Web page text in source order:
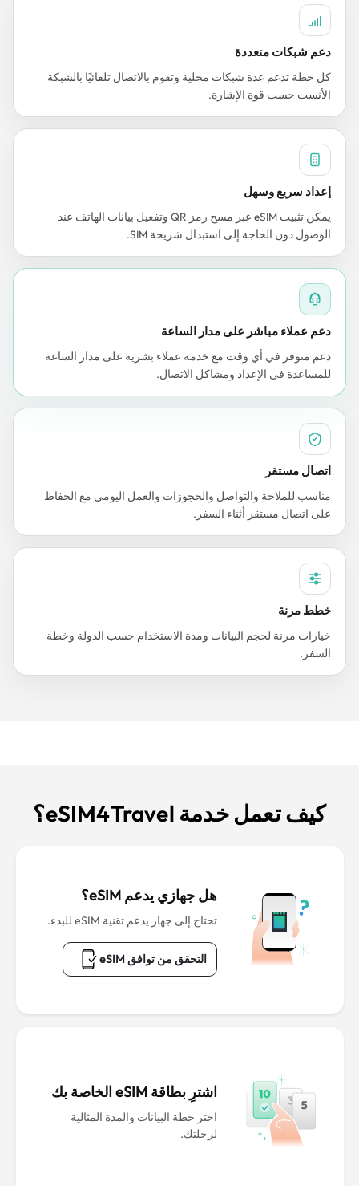
دعم شبكات متعددة
كل خطة تدعم عدة شبكات محلية وتقوم بالاتصال تلقائيًا بالشبكة
الأنسب حسب قوة الإشارة.
إعداد سريع وسهل
يمكن تثبيت eSIM عبر مسح رمز QR وتفعيل بيانات الهاتف عند
الوصول دون الحاجة إلى استبدال شريحة SIM.
دعم عملاء مباشر على مدار الساعة
دعم متوفر في أي وقت مع خدمة عملاء بشرية على مدار الساعة
للمساعدة في الإعداد ومشاكل الاتصال.
اتصال مستقر
مناسب للملاحة والتواصل والحجوزات والعمل اليومي مع الحفاظ
على اتصال مستقر أثناء السفر.
خطط مرنة
خيارات مرنة لحجم البيانات ومدة الاستخدام حسب الدولة وخطة
السفر.
كيف تعمل خدمة eSIM4Travel؟
هل جهازي يدعم eSIM؟
تحتاج إلى جهاز يدعم تقنية eSIM للبدء.
التحقق من توافق eSIM
اشترِ بطاقة eSIM الخاصة بك
اختر خطة البيانات والمدة المثالية
لرحلتك.